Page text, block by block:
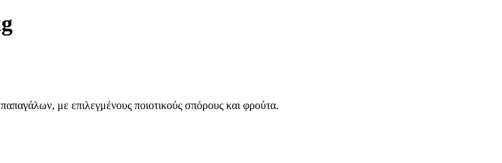
με επιλεγμένους ποιοτικούς σπόρους και φρούτα.